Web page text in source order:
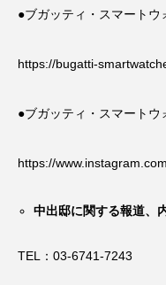
●ブガッティ・スマートウ
https://bugatti-
●ブガッティ・スマートウ
https://
中出邸に関する報道、
TEL：03-6741-7243